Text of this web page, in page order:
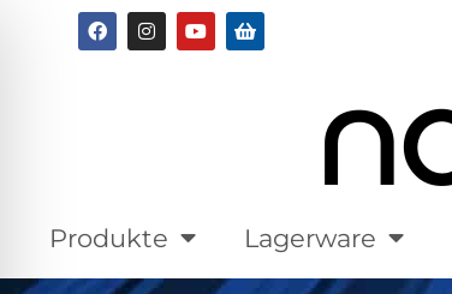
Produkte Lagerware